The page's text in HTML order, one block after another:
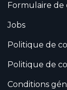
Formulaire de
Jobs
Politique de
Politique de
Conditions